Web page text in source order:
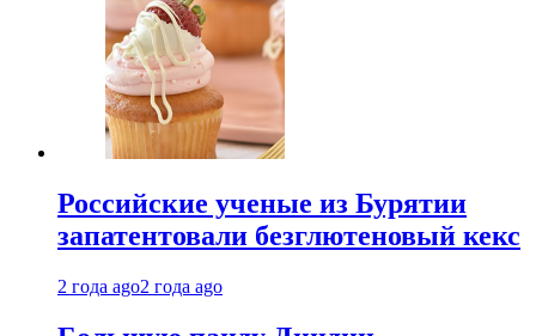
Российские ученые из Бурятии
запатентовали безглютеновый кекс
2 года ago2 года ago